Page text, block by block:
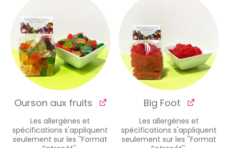
Ourson aux fruits
Les allergènes et
spécifications s'appliquent
seulement sur les ''Format
Big Foot
Les allergènes et
spécifications s'appliquent
seulement sur les ''Format